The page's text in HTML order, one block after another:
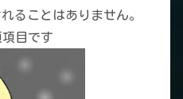
ることはありません。
目です